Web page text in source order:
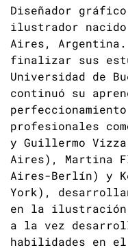
Diseñador
ilustrador nacido
Aires, Argentina.
finalizar sus
Universidad de
continuó su
profesionales
y Guillermo
Aires), Martina
Aires-Berlín) y
York),
en la
a la vez
habilidades en